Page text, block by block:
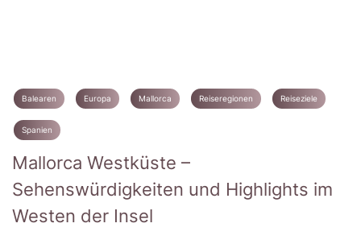
Balearen Europa Mallorca Reiseregionen Reiseziele
Spanien
Mallorca Westküste –
Sehenswürdigkeiten und Highlights im
Westen der Insel